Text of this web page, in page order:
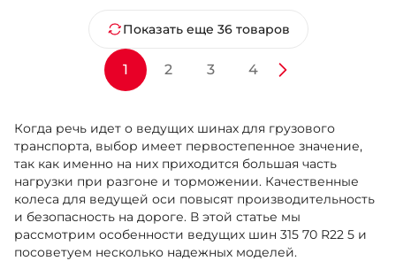
Показать еще 36 товаров
1 2 3 4
Когда речь идет о ведущих шинах для грузового
транспорта, выбор имеет первостепенное значение,
так как именно на них приходится большая часть
нагрузки при разгоне и торможении. Качественные
колеса для ведущей оси повысят производительность
и безопасность на дороге. В этой статье мы
рассмотрим особенности ведущих шин 315 70 R22 5 и
посоветуем несколько надежных моделей.